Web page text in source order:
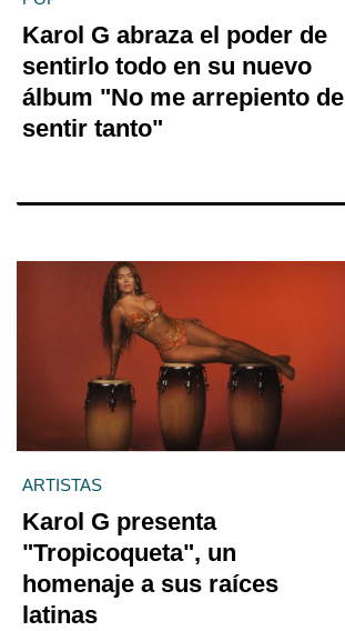
Karol G abraza el poder de
sentirlo todo en su nuevo
álbum "No me arrepiento de
sentir tanto"
ARTISTAS
Karol G presenta
"Tropicoqueta", un
homenaje a sus raíces
latinas